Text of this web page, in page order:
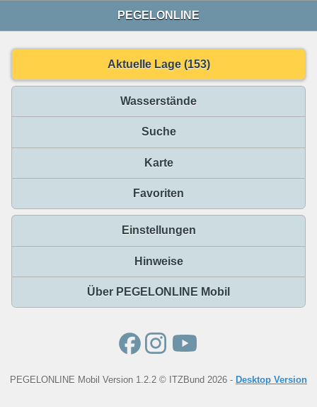
PEGELONLINE
Aktuelle Lage (153)
Wasserstände
Suche
Karte
Favoriten
Einstellungen
Hinweise
Über PEGELONLINE Mobil
PEGELONLINE Mobil Version 1.2.2 © ITZBund 2026 - Desktop Version